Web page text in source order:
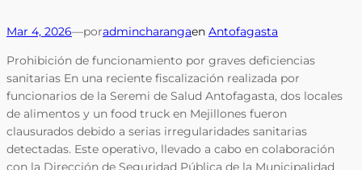
Mar 4, 2026—poradmincharangaen Antofagasta
Prohibición de funcionamiento por graves deficiencias
sanitarias En una reciente fiscalización realizada por
funcionarios de la Seremi de Salud Antofagasta, dos locales
de alimentos y un food truck en Mejillones fueron
clausurados debido a serias irregularidades sanitarias
detectadas. Este operativo, llevado a cabo en colaboración
con la Dirección de Seguridad Pública de la Municipalidad